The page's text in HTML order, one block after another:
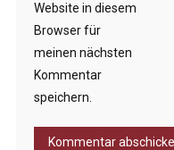
Website in diesem
Browser für
meinen nächsten
Kommentar
speichern.